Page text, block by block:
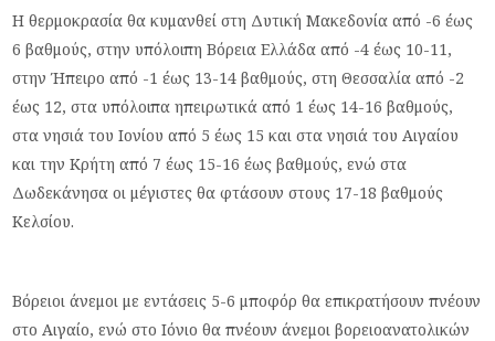
Η θερμοκρασία θα κυμανθεί στη Δυτική Μακεδονία από -6 έως
6 βαθμούς, στην υπόλοιπη Βόρεια Ελλάδα από -4 έως 10-11,
στην Ήπειρο από -1 έως 13-14 βαθμούς, στη Θεσσαλία από -2
έως 12, στα υπόλοιπα ηπειρωτικά από 1 έως 14-16 βαθμούς,
στα νησιά του Ιονίου από 5 έως 15 και στα νησιά του Αιγαίου
και την Κρήτη από 7 έως 15-16 έως βαθμούς, ενώ στα
Δωδεκάνησα οι μέγιστες θα φτάσουν στους 17-18 βαθμούς
Κελσίου.
Βόρειοι άνεμοι με εντάσεις 5-6 μποφόρ θα επικρατήσουν πνέουν
στο Αιγαίο, ενώ στο Ιόνιο θα πνέουν άνεμοι βορειοανατολικών